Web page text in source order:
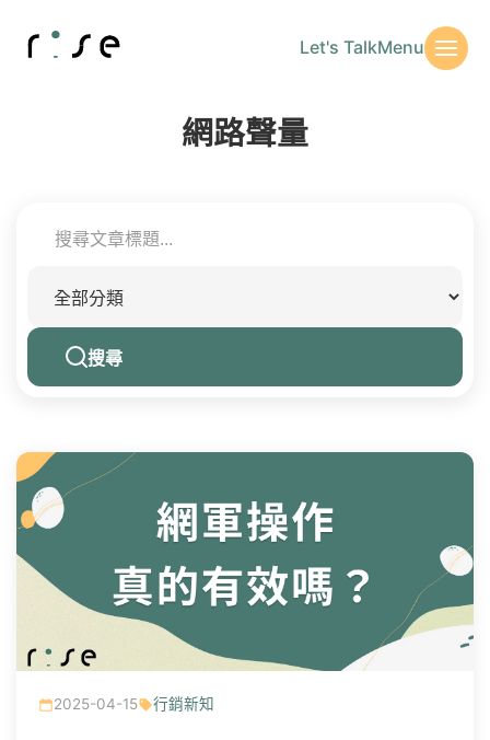
Let's TalkMenu
網路聲量
搜尋
2025-04-15 行銷新知